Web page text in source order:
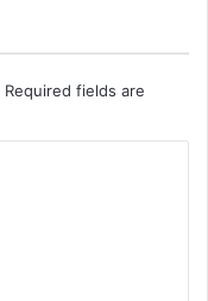
Required fields are